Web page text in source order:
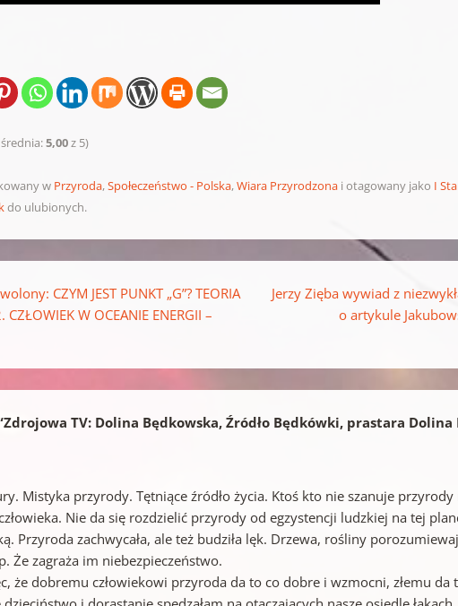
średnia:5,00z 5)
w Przyroda,Społeczeństwo - Polska,Wiara Przyrodzona i otagowany jako I
do ulubionych.
CZYM JEST PUNKT „G”? TEORIA
CZŁOWIEK W OCEANIE ENERGII –
Jerzy Zięba wywiad z
o artykule
Zdrojowa TV: Dolina Będkowska, Źródło Będkówki, prastara
Mistyka przyrody. Tętniące źródło życia. Ktoś kto nie szanuje
Nie da się rozdzielić przyrody od egzystencji ludzkiej na tej
Przyroda zachwycała, ale też budziła lęk. Drzewa, rośliny
Że zagraża im niebezpieczeństwo.
że dobremu człowiekowi przyroda da to co dobre i wzmocni, złemu da